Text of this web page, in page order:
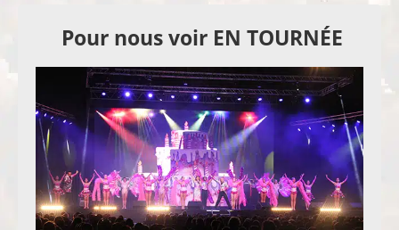
Pour nous voir EN TOURNÉE